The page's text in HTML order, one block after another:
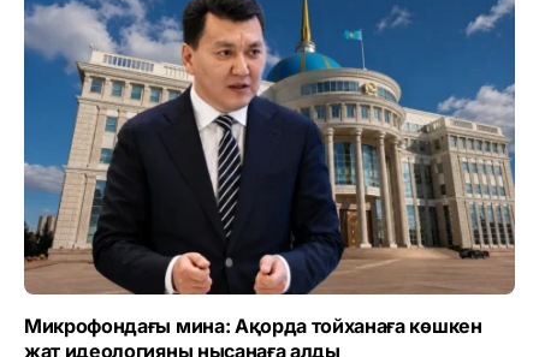
Микрофондағы мина: Ақорда тойханаға көшкен
жат идеологияны нысанаға алды